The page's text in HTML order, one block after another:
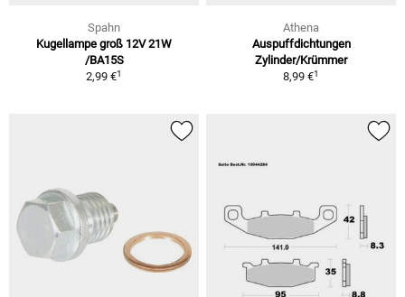
Spahn
Kugellampe groß 12V 21W
/BA15S
2,99 €1
Athena
Auspuffdichtungen
Zylinder/Krümmer
8,99 €1